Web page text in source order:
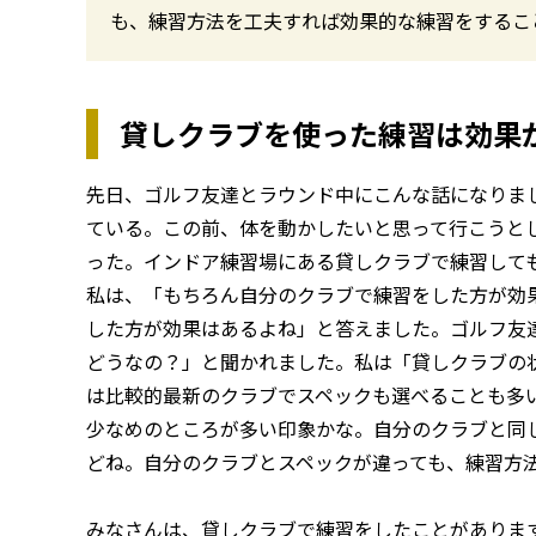
も、練習方法を工夫すれば効果的な練習をする
貸しクラブを使った練習は効果
先日、ゴルフ友達とラウンド中にこんな話になり
ている。この前、体を動かしたいと思って行こう
った。インドア練習場にある貸しクラブで練習し
私は、「もちろん自分のクラブで練習をした方が
した方が効果はあるよね」と答えました。ゴルフ
どうなの？」と聞かれました。私は「貸しクラブ
は比較的最新のクラブでスペックも選べることも
少なめのところが多い印象かな。自分のクラブと
どね。自分のクラブとスペックが違っても、練習
みなさんは、貸しクラブで練習をしたことがあり